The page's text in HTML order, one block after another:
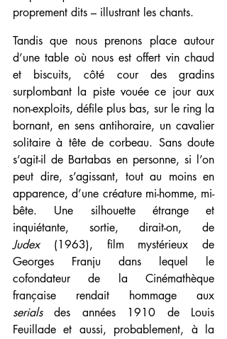
proprement dits – illustrant les chants.
Tandis que nous prenons place autour
d’une table où nous est offert vin chaud
et biscuits, côté cour des gradins
surplombant la piste vouée ce jour aux
non-exploits, défile plus bas, sur le ring la
bornant, en sens antihoraire, un cavalier
solitaire à tête de corbeau. Sans doute
s’agit-il de Bartabas en personne, si l’on
peut dire, s’agissant, tout au moins en
apparence, d’une créature mi-homme, mi-
bête. Une silhouette étrange et
Judex (1963), film mystérieux de
Georges Franju dans lequel le
cofondateur de la Cinémathèque
serials des années 1910 de Louis
Feuillade et aussi, probablement, à la